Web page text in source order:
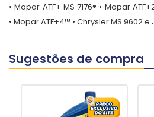
• Mopar ATF+ MS 7176® • Mopar
• Mopar ATF+4™ • Chrysler MS 9602 e
Sugestões de compra